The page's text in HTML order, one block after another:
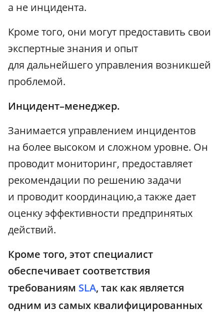
а не инцидента.
Кроме того, они могут предоставить свои
экспертные знания и опыт
для дальнейшего управления возникшей
проблемой.
Инцидент–менеджер.
Занимается управлением инцидентов
на более высоком и сложном уровне. Он
проводит мониторинг, предоставляет
рекомендации по решению задачи
и проводит координацию,а также дает
оценку эффективности предпринятых
действий.
Кроме того, этот специалист
обеспечивает соответствия
требованиям SLA, так как является
одним из самых квалифицированных